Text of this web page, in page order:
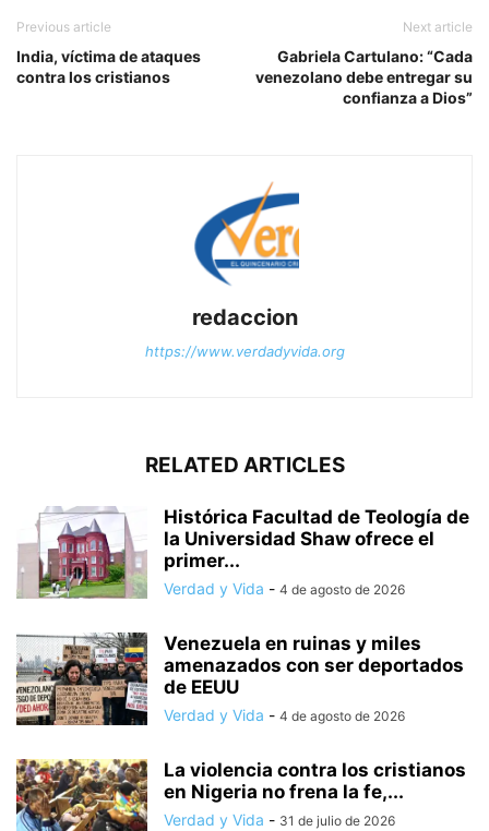
Previous article
India, víctima de ataques
contra los cristianos
Next article
Gabriela Cartulano: “Cada
venezolano debe entregar su
confianza a Dios”
redaccion
https://www.verdadyvida.org
RELATED ARTICLES
Histórica Facultad de Teología de
la Universidad Shaw ofrece el
primer...
Verdad y Vida - 4 de agosto de 2026
Venezuela en ruinas y miles
amenazados con ser deportados
de EEUU
Verdad y Vida - 4 de agosto de 2026
La violencia contra los cristianos
en Nigeria no frena la fe,...
Verdad y Vida - 31 de julio de 2026